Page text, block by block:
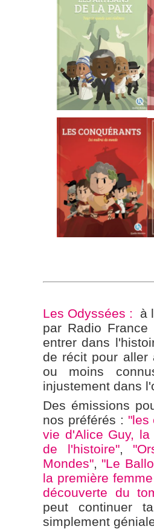
Les Odyssées : à
par Radio
entrer dans
de récit pour aller
ou moins
injustement dans
Des émissions
nos préférés : "les
vie d'Alice Guy,
de l'histoire",
Mondes", "Le
la première
découverte du
peut continuer
simplement